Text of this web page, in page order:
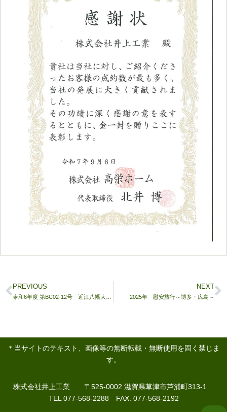
PREVIOUS NEXT
2025年 慰安旅行～博多・広島～
＊当サイトのテキスト、画像等の無断転載・無断使用を固く禁じま
す。
株式会社井上工業 〒525-0002 滋賀県草津市芦浦町313-1
TEL 077-568-2288 FAX. 077-568-2192